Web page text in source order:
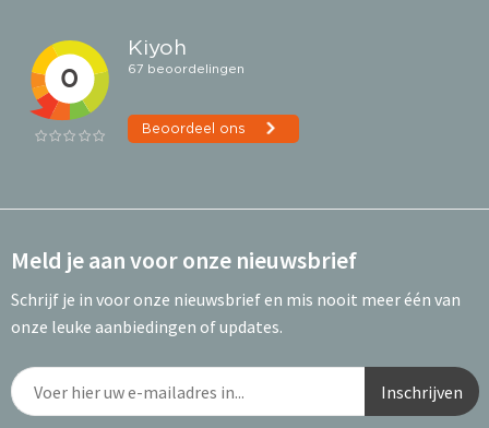
Meld je aan voor onze nieuwsbrief
Schrijf je in voor onze nieuwsbrief en mis nooit meer één van
onze leuke aanbiedingen of updates.